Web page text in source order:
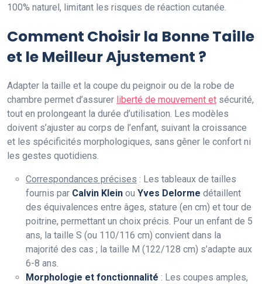
100% naturel, limitant les risques de réaction cutanée.
Comment Choisir la Bonne Taille
et le Meilleur Ajustement ?
Adapter la taille et la coupe du peignoir ou de la robe de
chambre permet d’assurer liberté de mouvement et sécurité,
tout en prolongeant la durée d’utilisation. Les modèles
doivent s’ajuster au corps de l’enfant, suivant la croissance
et les spécificités morphologiques, sans gêner le confort ni
les gestes quotidiens.
Correspondances précises : Les tableaux de tailles
fournis par Calvin Klein ou Yves Delorme détaillent
des équivalences entre âges, stature (en cm) et tour de
poitrine, permettant un choix précis. Pour un enfant de 5
ans, la taille S (ou 110/116 cm) convient dans la
majorité des cas ; la taille M (122/128 cm) s’adapte aux
6-8 ans.
Morphologie et fonctionnalité : Les coupes amples,